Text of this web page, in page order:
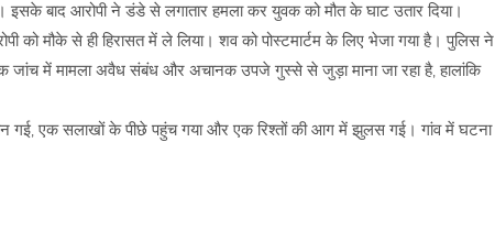
इसके बाद आरोपी ने डंडे से लगातार हमला कर युवक को मौत के घाट उतार दिया।
को मौके से ही हिरासत में ले लिया। शव को पोस्टमार्टम के लिए भेजा गया है। पुलिस ने
जांच में मामला अवैध संबंध और अचानक उपजे गुस्से से जुड़ा माना जा रहा है, हालांकि
गई, एक सलाखों के पीछे पहुंच गया और एक रिश्तों की आग में झुलस गई। गांव में घटना